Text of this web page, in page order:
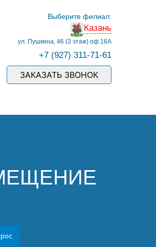
Выберите филиал:
Казань
ул. Пушкина, 46 (3 этаж) оф 16А
+7 (927) 311-71-61
ЗАКАЗАТЬ ЗВОНОК